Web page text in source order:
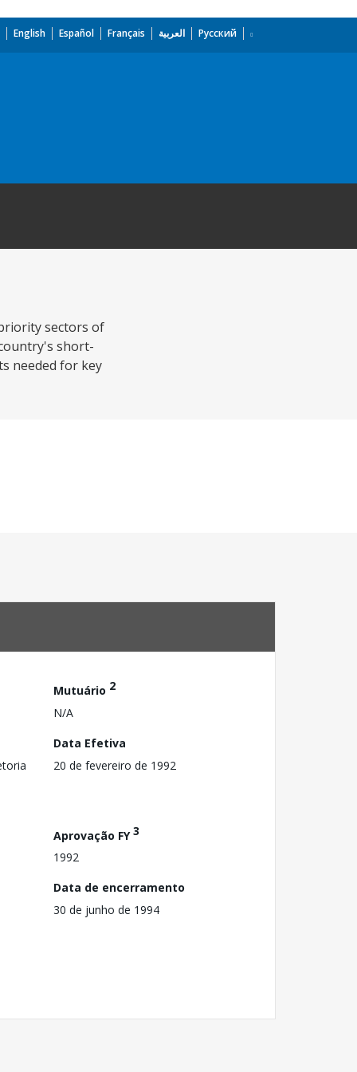
English Español Français العربية Русский
sectors of
short-
needed for key
Mutuário 2
N/A
Data Efetiva
20 de fevereiro de 1992
Aprovação FY3
1992
Data de encerramento
30 de junho de 1994